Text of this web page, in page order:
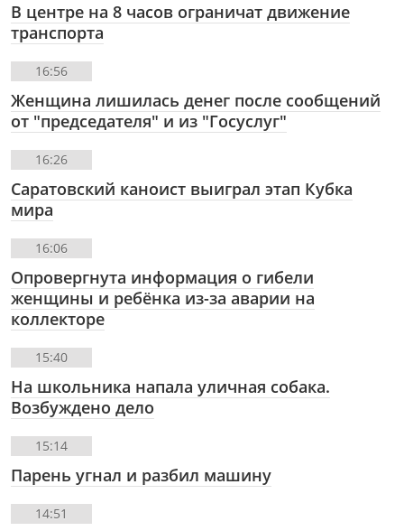
В центре на 8 часов ограничат движение
транспорта
16:56
Женщина лишилась денег после сообщений
от "председателя" и из "Госуслуг"
16:26
Саратовский каноист выиграл этап Кубка
мира
16:06
Опровергнута информация о гибели
женщины и ребёнка из-за аварии на
коллекторе
15:40
На школьника напала уличная собака.
Возбуждено дело
15:14
Парень угнал и разбил машину
14:51